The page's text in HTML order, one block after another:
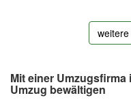
Mit einer Umzugsfirma
Umzug bewältigen